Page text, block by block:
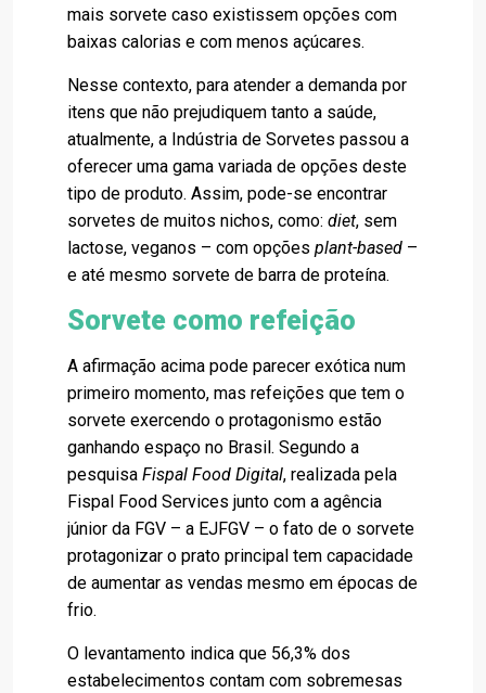
mais sorvete caso existissem opções com
baixas calorias e com menos açúcares.
Nesse contexto, para atender a demanda por
itens que não prejudiquem tanto a saúde,
atualmente, a Indústria de Sorvetes passou a
oferecer uma gama variada de opções deste
tipo de produto. Assim, pode-se encontrar
sorvetes de muitos nichos, como: diet, sem
lactose, veganos – com opções plant-based –
e até mesmo sorvete de barra de proteína.
Sorvete como refeição
A afirmação acima pode parecer exótica num
primeiro momento, mas refeições que tem o
sorvete exercendo o protagonismo estão
ganhando espaço no Brasil. Segundo a
pesquisa Fispal Food Digital, realizada pela
Fispal Food Services junto com a agência
júnior da FGV – a EJFGV – o fato de o sorvete
protagonizar o prato principal tem capacidade
de aumentar as vendas mesmo em épocas de
frio.
O levantamento indica que 56,3% dos
estabelecimentos contam com sobremesas